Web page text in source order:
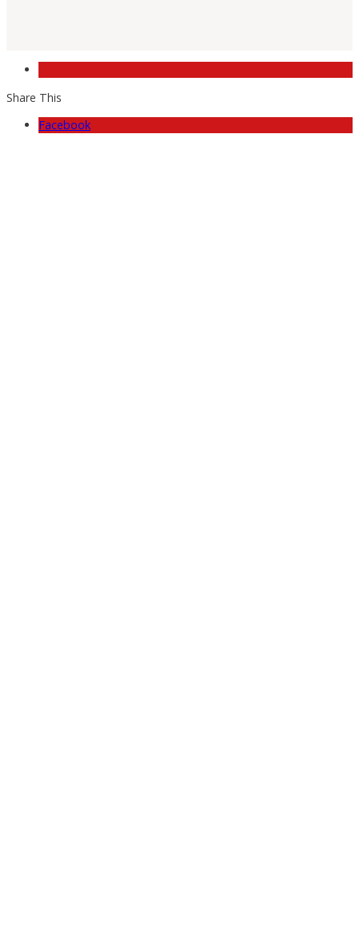
Share This
Facebook